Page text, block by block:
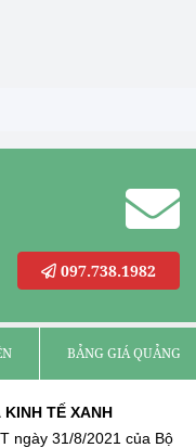
097.738.1982
BẢNG GIÁ QUẢNG
KINH TẾ XANH
ngày 31/8/2021 của Bộ